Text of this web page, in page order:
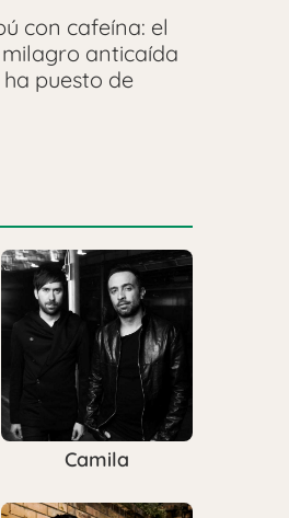
con cafeína: el
anticaída
ha puesto de
Camila